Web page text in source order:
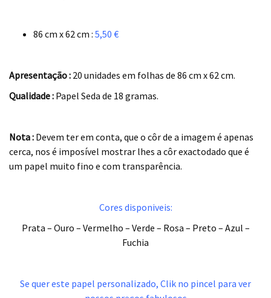
86 cm x 62 cm : 5,50 €
Apresentação : 20 unidades em folhas de 86 cm x 62 cm.
Qualidade : Papel Seda de 18 gramas.
Nota : Devem ter em conta, que o côr de a imagem é apenas
cerca, nos é imposível mostrar lhes a côr exactodado que é
um papel muito fino e com transparência.
Cores disponiveis:
Prata – Ouro – Vermelho – Verde – Rosa – Preto – Azul –
Fuchia
Se quer este papel personalizado, Clik no pincel para ver